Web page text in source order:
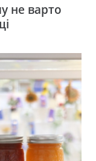
не варто